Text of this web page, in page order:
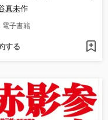
真未作
電子書籍
する